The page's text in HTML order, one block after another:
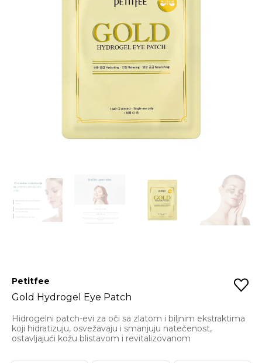
Petitfee
Gold Hydrogel Eye Patch
Hidrogelni patch-evi za oči sa zlatom i biljnim ekstraktima
koji hidratizuju, osvežavaju i smanjuju natečenost,
ostavljajući kožu blistavom i revitalizovanom